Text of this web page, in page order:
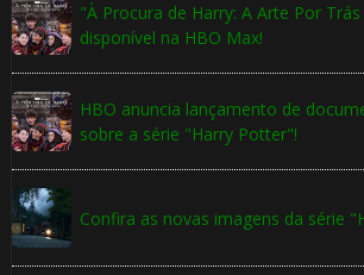
"À Procura de Harry: A Arte Por
disponível na HBO Max!
HBO anuncia lançamento de
sobre a série "Harry Potter"!
Confira as novas imagens da série